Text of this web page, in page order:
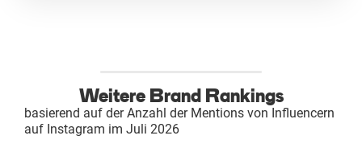
Weitere Brand Rankings
basierend auf der Anzahl der Mentions von Influencern
auf Instagram im Juli 2026